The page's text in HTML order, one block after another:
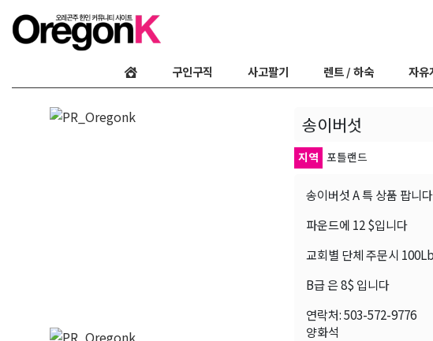
구인구직 사고팔기 렌트 / 하숙 자유
송이버섯
지역 포틀랜드
송이버섯 A 특 상품 팝니다
파운드에 12 $입니다
교회별 단체 주문시
B급 은 8$ 입니다
연락처: 503-572-9776
양화석